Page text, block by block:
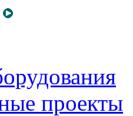
проекты